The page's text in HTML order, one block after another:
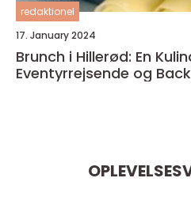
redaktionel
17. January 2024
Brunch i Hillerød: En
Eventyrrejsende og